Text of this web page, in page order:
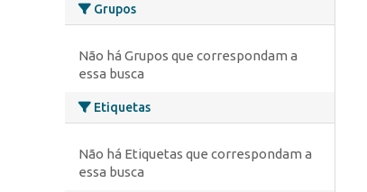
Grupos
Não há Grupos que correspondam a
essa busca
Etiquetas
Não há Etiquetas que correspondam a
essa busca